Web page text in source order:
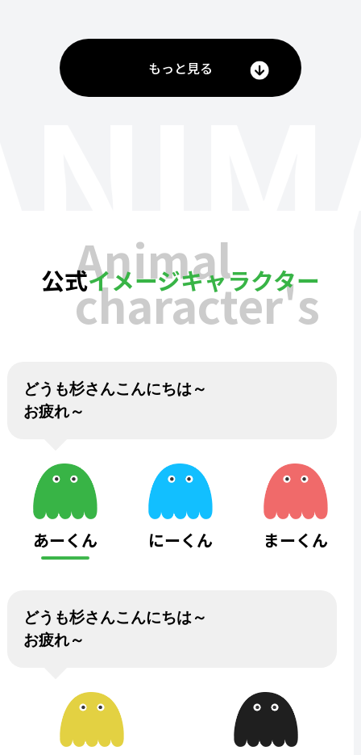
もっと見る
公式イメージキャラクター
Animal
character's
どうも杉さんこんにちは～
お疲れ～
あーくん にーくん まーくん
どうも杉さんこんにちは～
お疲れ～